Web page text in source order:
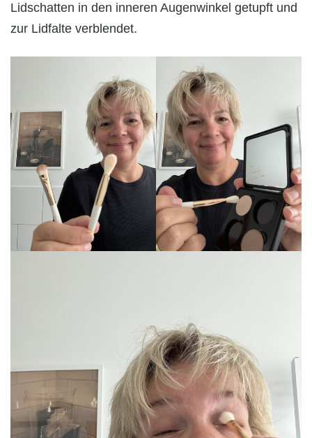
Lidschatten in den inneren Augenwinkel getupft und
zur Lidfalte verblendet.